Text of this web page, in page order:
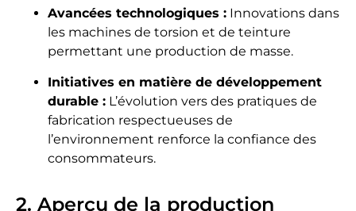
Avancées technologiques : Innovations dans
les machines de torsion et de teinture
permettant une production de masse.
Initiatives en matière de développement
durable : L’évolution vers des pratiques de
fabrication respectueuses de
l’environnement renforce la confiance des
consommateurs.
2. Aperçu de la production